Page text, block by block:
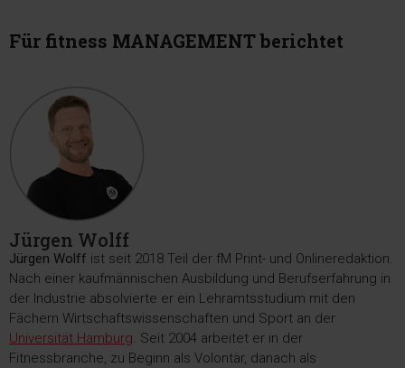
Für fitness MANAGEMENT berichtet
Jürgen Wolff
Jürgen Wolff ist seit 2018 Teil der fM Print- und Onlineredaktion.
Nach einer kaufmännischen Ausbildung und Berufserfahrung in
der Industrie absolvierte er ein Lehramtsstudium mit den
Fächern Wirtschaftswissenschaften und Sport an der
Universität Hamburg. Seit 2004 arbeitet er in der
Fitnessbranche, zu Beginn als Volontär, danach als